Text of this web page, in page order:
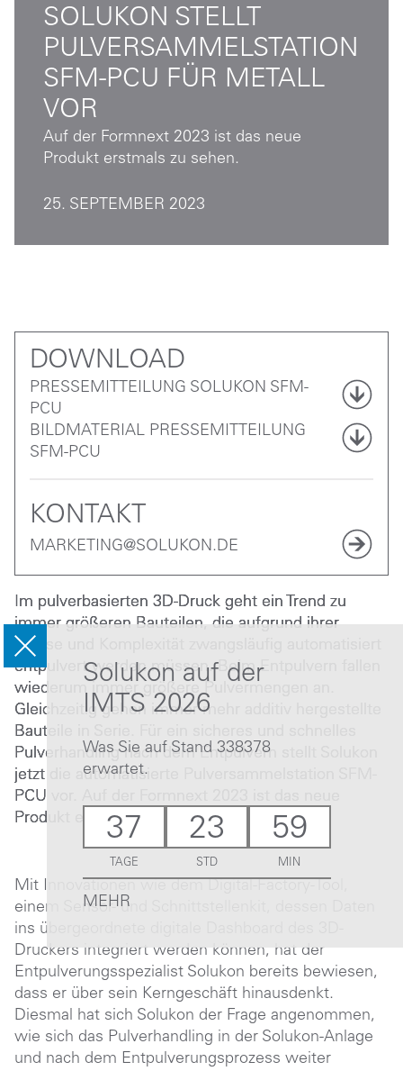
SOLUKON STELLT
PULVERSAMMELSTATION
SFM-PCU FÜR METALL
VOR
Auf der Formnext 2023 ist das neue
Produkt erstmals zu sehen.
25. SEPTEMBER 2023
DOWNLOAD
PRESSEMITTEILUNG SOLUKON SFM-
PCU
BILDMATERIAL PRESSEMITTEILUNG
SFM-PCU
KONTAKT
MARKETING@SOLUKON.DE
Im pulverbasierten 3D-Druck geht ein Trend zu
immer größeren Bauteilen, die aufgrund ihrer
Masse und Komplexität zwangsläufig automatisiert
entpulvert werden müssen. Beim Entpulvern fallen
wiederum immer größere Pulvermengen an.
Gleichzeitig gehen immer mehr additiv hergestellte
Bauteile in Serie. Für ein sicheres und schnelles
Pulverhandling nach dem Entpulvern stellt Solukon
jetzt die automatisierte Pulversammelstation SFM-
PCU vor. Auf der Formnext 2023 ist das neue
Produkt erstmals zu sehen.
Mit Innovationen wie dem Digital-Factory-Tool,
einem Sensor- und Schnittstellenkit, dessen Daten
ins übergeordnete digitale Dashboard des 3D-
Druckers integriert werden können, hat der
Entpulverungsspezialist Solukon bereits bewiesen,
dass er über sein Kerngeschäft hinausdenkt.
Diesmal hat sich Solukon der Frage angenommen,
wie sich das Pulverhandling in der Solukon-Anlage
und nach dem Entpulverungsprozess weiter
Solukon auf der
IMTS 2026
Was Sie auf Stand 338378
erwartet.
37
TAGE
23
STD
59
MIN
MEHR